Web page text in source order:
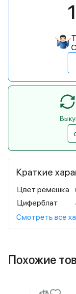
Краткие
Цвет ремешка
Циферблат
Смотреть все
Похожие